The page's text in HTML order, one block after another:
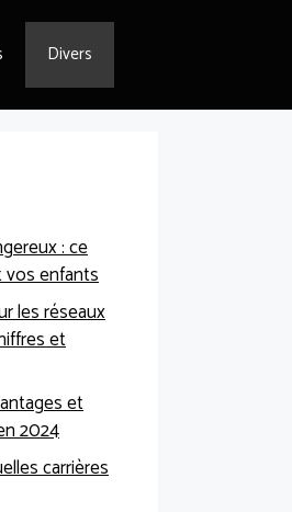
Divers
: ce
vos enfants
les réseaux
et
et
2024
carrières